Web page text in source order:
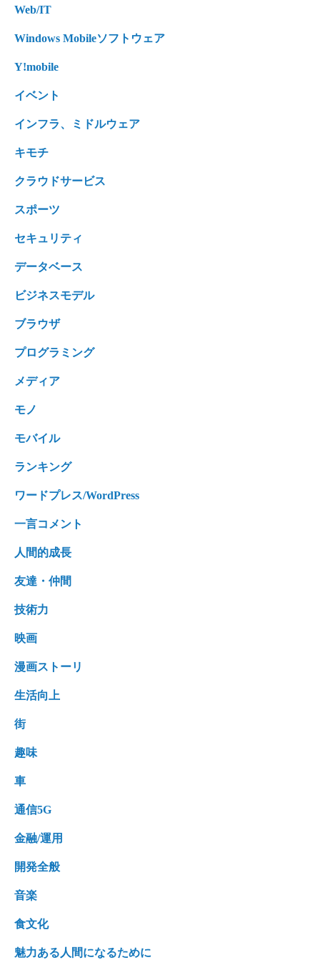
Web/IT
Windows Mobileソフトウェア
Y!mobile
イベント
インフラ、ミドルウェア
キモチ
クラウドサービス
スポーツ
セキュリティ
データベース
ビジネスモデル
ブラウザ
プログラミング
メディア
モノ
モバイル
ランキング
ワードプレス/WordPress
一言コメント
人間的成長
友達・仲間
技術力
映画
漫画ストーリ
生活向上
街
趣味
車
通信5G
金融/運用
開発全般
音楽
食文化
魅力ある人間になるために